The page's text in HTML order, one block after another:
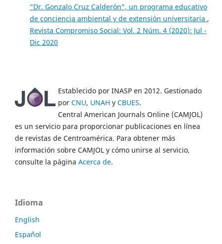
“Dr. Gonzalo Cruz Calderón”, un programa educativo
de conciencia ambiental y de extensión universitaria ,
Revista Compromiso Social: Vol. 2 Núm. 4 (2020): Jul -
Dic 2020
Establecido por INASP en 2012. Gestionado
por CNU, UNAH y CBUES.
Central American Journals Online (CAMJOL)
es un servicio para proporcionar publicaciones en línea
de revistas de Centroamérica. Para obtener más
información sobre CAMJOL y cómo unirse al servicio,
consulte la página Acerca de.
Idioma
English
Español